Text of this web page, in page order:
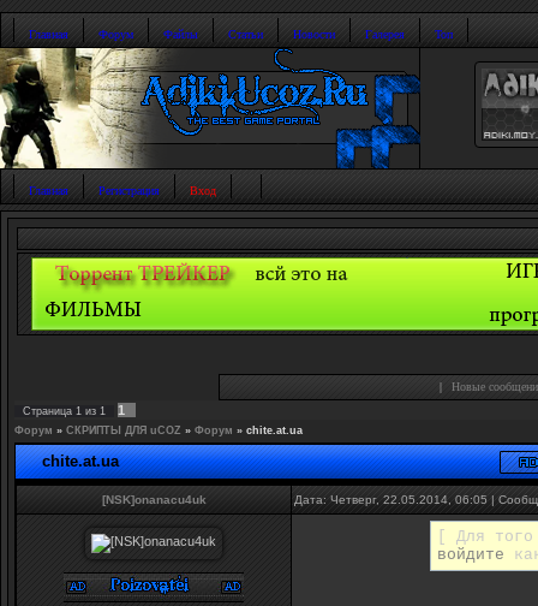
Главная Форум Файлы Статьи Новости Галерея Топ
Главная Регистрация Вход
| Новые
Страница 1 из 1 1
Форум » СКРИПТЫ ДЛЯ uCOZ » Форум » chite.at.ua
chite.at.ua
[NSK]onanacu4uk Дата: Четверг, 22.05.2014, 06:05 |
[ Для
войдите